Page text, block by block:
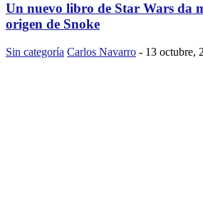
Un nuevo libro de Star Wars da
origen de Snoke
Sin categoría Carlos Navarro - 13 octubre,